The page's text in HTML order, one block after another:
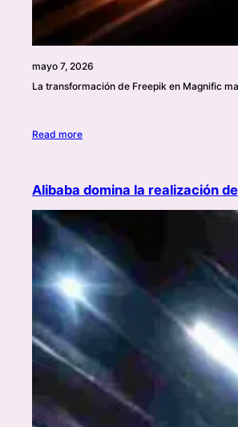
mayo 7, 2026
La transformación de Freepik en Magnific
Read more
Alibaba domina la realización